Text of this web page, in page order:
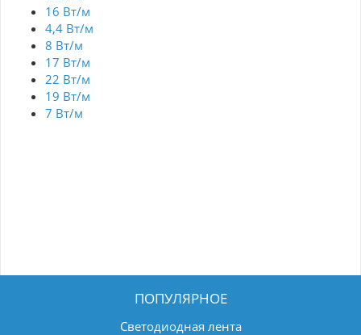
16 Вт/м
4,4 Вт/м
8 Вт/м
17 Вт/м
22 Вт/м
19 Вт/м
7 Вт/м
ПОПУЛЯРНОЕ
Светодиодная лента